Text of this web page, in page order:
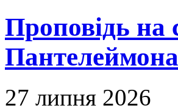
Проповідь на
Пантелеймона
27 липня 2026